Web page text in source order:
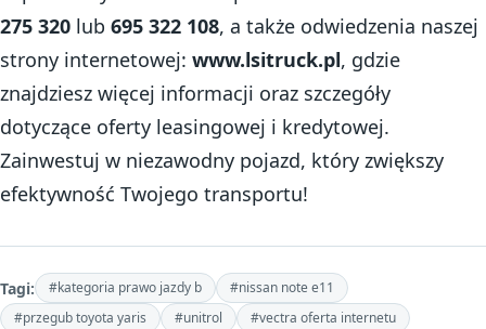
275 320 lub 695 322 108, a także odwiedzenia naszej
strony internetowej: www.lsitruck.pl, gdzie
znajdziesz więcej informacji oraz szczegóły
dotyczące oferty leasingowej i kredytowej.
Zainwestuj w niezawodny pojazd, który zwiększy
efektywność Twojego transportu!
Tagi: #kategoria prawo jazdy b
#nissan note e11
#przegub toyota yaris
#unitrol #vectra oferta internetu